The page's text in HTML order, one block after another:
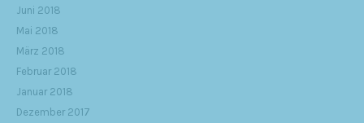
Juni 2018
Mai 2018
März 2018
Februar 2018
Januar 2018
Dezember 2017